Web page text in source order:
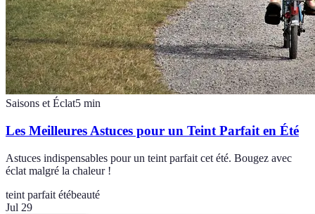
Saisons et Éclat5 min
Les Meilleures Astuces pour un Teint Parfait en Été
Astuces indispensables pour un teint parfait cet été. Bougez avec
éclat malgré la chaleur !
teint parfait étébeauté
Jul 29